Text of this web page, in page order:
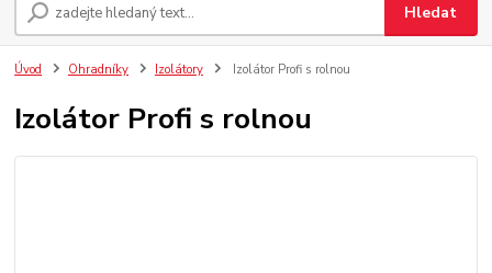
Hledat
Úvod Ohradníky Izolátory Izolátor Profi s rolnou
Izolátor Profi s rolnou